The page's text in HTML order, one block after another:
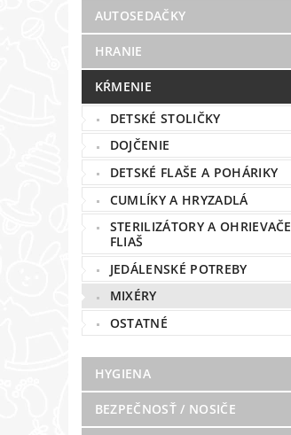
AUTOSEDAČKY
HRANIE
KŔMENIE
DETSKÉ STOLIČKY
DOJČENIE
DETSKÉ FLAŠE A POHÁRIKY
CUMLÍKY A HRYZADLÁ
STERILIZÁTORY A OHRIEVAČE
FLIAŠ
JEDÁLENSKÉ POTREBY
MIXÉRY
OSTATNÉ
HYGIENA
BEZPEČNOSŤ / NOSIČE